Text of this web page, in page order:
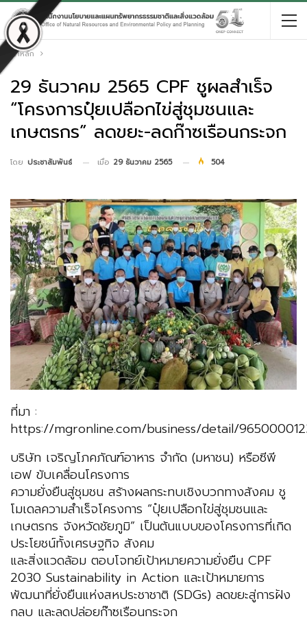
หน้าหลัก
29 ธันวาคม 2565 CPF ชูผลสำเร็จ
“โครงการปุ๋ยเปลือกไข่สู่ชุมชนและ
เกษตรกร” ลดขยะ-ลดก๊าซเรือนกระจก
โดย ประชาสัมพันธ์ เมื่อ 29 ธันวาคม 2565 504
ที่มา :
https://mgronline.com/business/detail/
บริษัท เจริญโภคภัณฑ์อาหาร จำกัด (มหาชน) หรือซีพี
เอฟ ขับเคลื่อนโครงการ
ความยั่งยืนสู่ชุมชน สร้างผลกระทบเชิงบวกทางสังคม ชู
โมเดลความสำเร็จโครงการ “ปุ๋ยเปลือกไข่สู่ชุมชนและ
เกษตรกร จังหวัดชัยภูมิ” เป็นต้นแบบของโครงการที่เกิด
ประโยชน์ทั้งเศรษฐกิจ สังคม
และสิ่งแวดล้อม ตอบโจทย์เป้าหมายความยั่งยืน CPF
2030 Sustainability in Action และเป้าหมายการ
พัฒนาที่ยั่งยืนแห่งสหประชาชาติ (SDGs) ลดขยะสู่การฝัง
กลบ และลดปล่อยก๊าซเรือนกระจก